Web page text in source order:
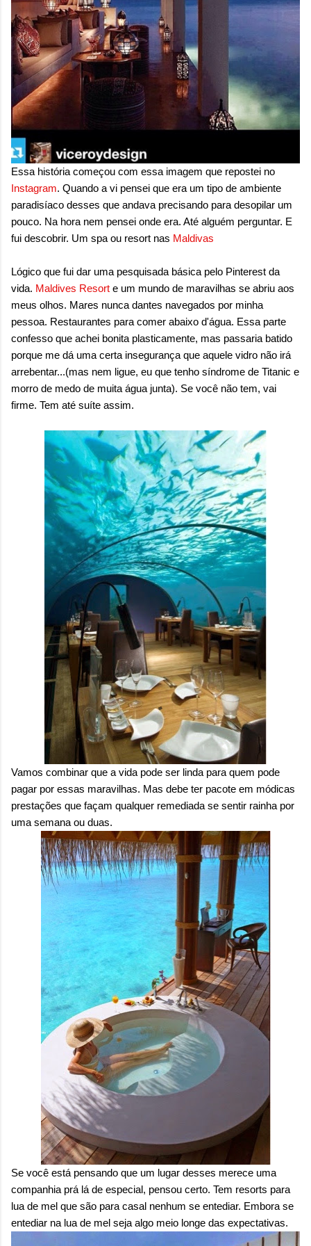
onde queremos envelhecer? A resposta da
maioria das p...
Essa história começou com essa imagem que repostei no
Instagram. Quando a vi pensei que era um tipo de ambiente
paradisíaco desses que andava precisando para desopilar um
pouco. Na hora nem pensei onde era. Até alguém perguntar. E
fui descobrir. Um spa ou resort nas Maldivas
Lógico que fui dar uma pesquisada básica pelo Pinterest da
vida. Maldives Resort e um mundo de maravilhas se abriu aos
meus olhos. Mares nunca dantes navegados por minha
pessoa. Restaurantes para comer abaixo d'água. Essa parte
confesso que achei bonita plasticamente, mas passaria batido
porque me dá uma certa insegurança que aquele vidro não irá
arrebentar...(mas nem ligue, eu que tenho síndrome de Titanic e
morro de medo de muita água junta). Se você não tem, vai
firme. Tem até suíte assim.
Vamos combinar que a vida pode ser linda para quem pode
pagar por essas maravilhas. Mas debe ter pacote em módicas
prestações que façam qualquer remediada se sentir rainha por
uma semana ou duas.
Se você está pensando que um lugar desses merece uma
companhia prá lá de especial, pensou certo. Tem resorts para
lua de mel que são para casal nenhum se entediar. Embora se
entediar na lua de mel seja algo meio longe das expectativas.